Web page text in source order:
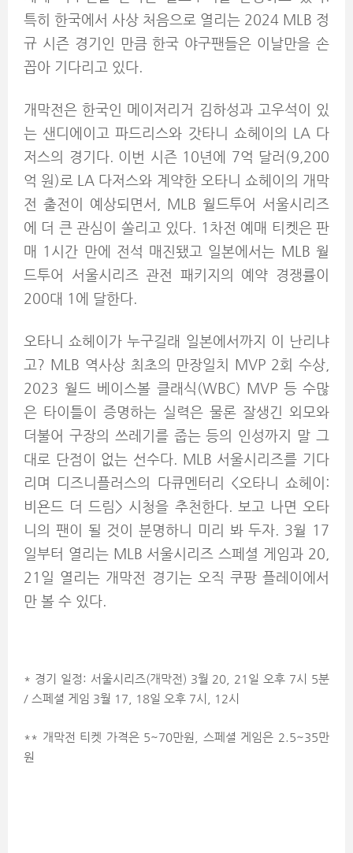
특히 한국에서 사상 처음으로 열리는 2024 MLB 정
규 시즌 경기인 만큼 한국 야구팬들은 이날만을 손
꼽아 기다리고 있다.
개막전은 한국인 메이저리거 김하성과 고우석이 있
는 샌디에이고 파드리스와 갓타니 쇼헤이의 LA 다
저스의 경기다. 이번 시즌 10년에 7억 달러(9,200
억 원)로 LA 다저스와 계약한 오타니 쇼헤이의 개막
전 출전이 예상되면서, MLB 월드투어 서울시리즈
에 더 큰 관심이 쏠리고 있다. 1차전 예매 티켓은 판
매 1시간 만에 전석 매진됐고 일본에서는 MLB 월
드투어 서울시리즈 관전 패키지의 예약 경쟁률이
200대 1에 달한다.
오타니 쇼헤이가 누구길래 일본에서까지 이 난리냐
고? MLB 역사상 최초의 만장일치 MVP 2회 수상,
2023 월드 베이스볼 클래식(WBC) MVP 등 수많
은 타이틀이 증명하는 실력은 물론 잘생긴 외모와
더불어 구장의 쓰레기를 줍는 등의 인성까지 말 그
대로 단점이 없는 선수다. MLB 서울시리즈를 기다
리며 디즈니플러스의 다큐멘터리 <오타니 쇼헤이:
비욘드 더 드림> 시청을 추천한다. 보고 나면 오타
니의 팬이 될 것이 분명하니 미리 봐 두자. 3월 17
일부터 열리는 MLB 서울시리즈 스페셜 게임과 20,
21일 열리는 개막전 경기는 오직 쿠팡 플레이에서
만 볼 수 있다.
* 경기 일정: 서울시리즈(개막전) 3월 20, 21일 오후 7시 5분
/ 스페셜 게임 3월 17, 18일 오후 7시, 12시
** 개막전 티켓 가격은 5~70만원, 스페셜 게임은 2.5~35만
원